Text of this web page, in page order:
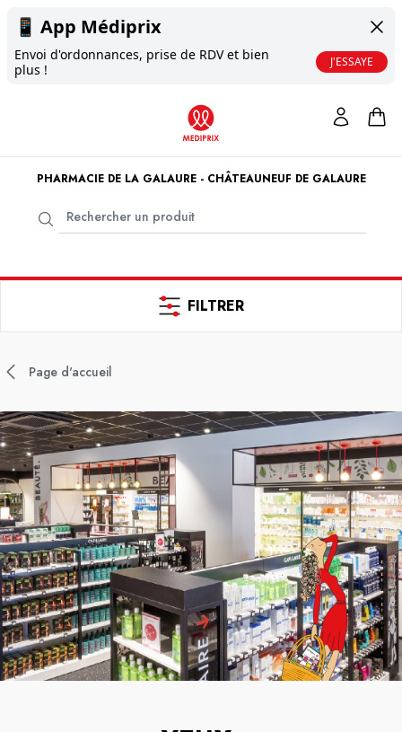
📱 App Médiprix
Envoi d'ordonnances, prise de RDV et bien
plus !
J'ESSAYE
PHARMACIE DE LA GALAURE - CHÂTEAUNEUF DE GALAURE
FILTRER
Page d'accueil